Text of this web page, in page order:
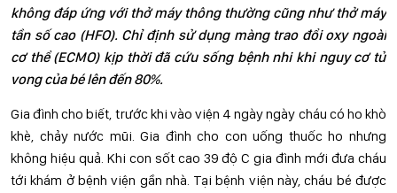
không đáp ứng với thở máy thông thường cũng như thở máy
tần số cao (HFO). Chỉ định sử dụng màng trao đổi oxy ngoài
cơ thể (ECMO) kịp thời đã cứu sống bệnh nhi khi nguy cơ tử
vong của bé lên đến 80%.
Gia đình cho biết, trước khi vào viện 4 ngày ngày cháu có ho khò
khè, chảy nước mũi. Gia đình cho con uống thuốc ho nhưng
không hiệu quả. Khi con sốt cao 39 độ C gia đình mới đưa cháu
tới khám ở bệnh viện gần nhà. Tại bệnh viện này, cháu bé được